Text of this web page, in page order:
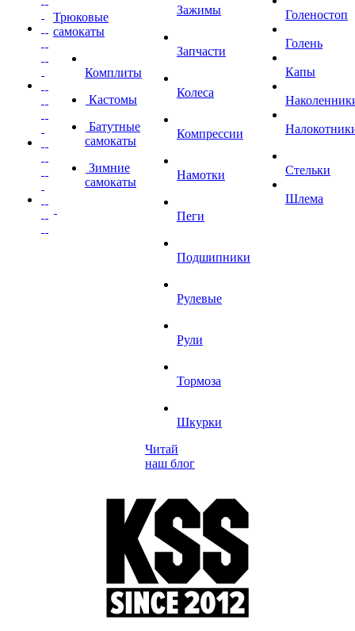
Трюковые
самокаты
Комплиты
Кастомы
Батутные
самокаты
Зимние
самокаты
Зажимы
Запчасти
Колеса
Компрессии
Намотки
Пеги
Подшипники
Рулевые
Рули
Тормоза
Шкурки
Читай
наш блог
Голеностоп
Голень
Капы
Стельки
Шлема